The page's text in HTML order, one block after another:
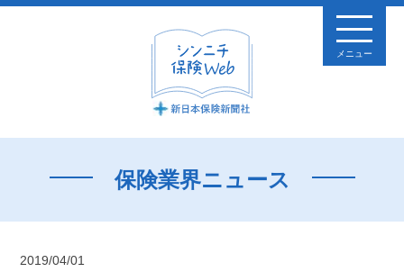
メニュー
保険業界ニュース
2019/04/01